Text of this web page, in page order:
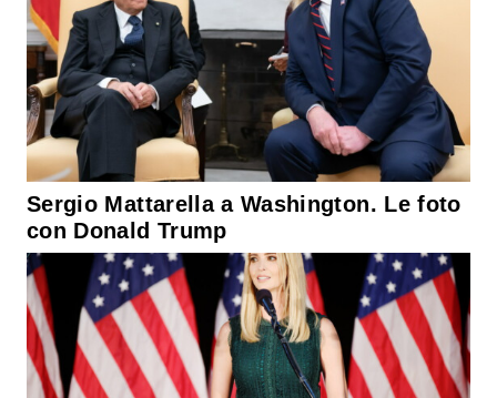
Sergio Mattarella a Washington. Le foto
con Donald Trump